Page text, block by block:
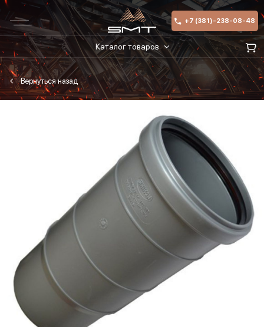
+7 (381)-238-08-48
Каталог товаров